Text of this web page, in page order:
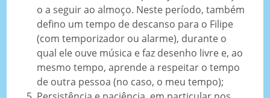
o a seguir ao almoço. Neste período, também
defino um tempo de descanso para o Filipe
(com temporizador ou alarme), durante o
qual ele ouve música e faz desenho livre e, ao
mesmo tempo, aprende a respeitar o tempo
de outra pessoa (no caso, o meu tempo);